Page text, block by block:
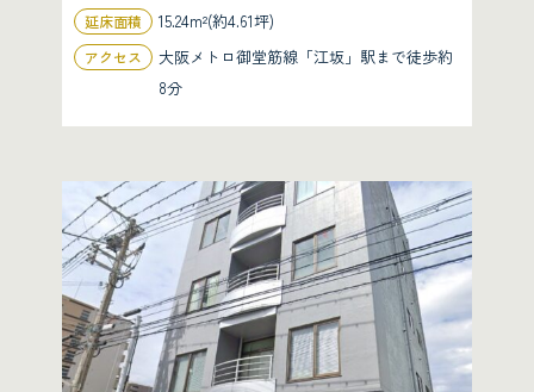
延床面積 15.24m²(約4.61坪)
アクセス
大阪メトロ御堂筋線「江坂」駅まで徒歩約
8分